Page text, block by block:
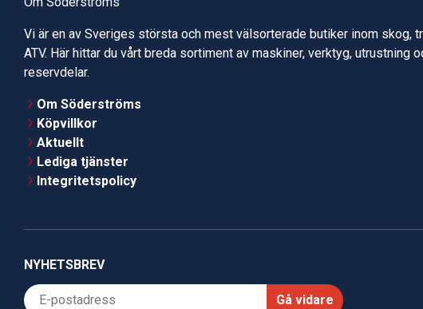
Vi är en av Sveriges största och mest välsorterade butiker inom skog,
ATV. Här hittar du vårt breda sortiment av maskiner, verktyg, utrustning
reservdelar.
Om Söderströms
Köpvillkor
Aktuellt
Lediga tjänster
Integritetspolicy
NYHETSBREV
Gå vidare